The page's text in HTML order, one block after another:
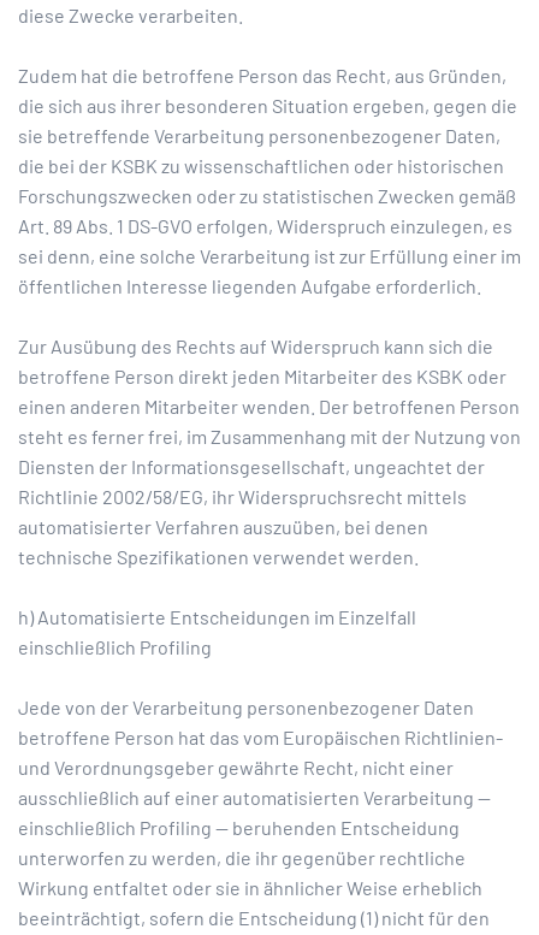
diese Zwecke verarbeiten.
Zudem hat die betroffene Person das Recht, aus Gründen,
die sich aus ihrer besonderen Situation ergeben, gegen die
sie betreffende Verarbeitung personenbezogener Daten,
die bei der KSBK zu wissenschaftlichen oder historischen
Forschungszwecken oder zu statistischen Zwecken gemäß
Art. 89 Abs. 1 DS-GVO erfolgen, Widerspruch einzulegen, es
sei denn, eine solche Verarbeitung ist zur Erfüllung einer im
öffentlichen Interesse liegenden Aufgabe erforderlich.
Zur Ausübung des Rechts auf Widerspruch kann sich die
betroffene Person direkt jeden Mitarbeiter des KSBK oder
einen anderen Mitarbeiter wenden. Der betroffenen Person
steht es ferner frei, im Zusammenhang mit der Nutzung von
Diensten der Informationsgesellschaft, ungeachtet der
Richtlinie 2002/58/EG, ihr Widerspruchsrecht mittels
automatisierter Verfahren auszuüben, bei denen
technische Spezifikationen verwendet werden.
h) Automatisierte Entscheidungen im Einzelfall
einschließlich Profiling
Jede von der Verarbeitung personenbezogener Daten
betroffene Person hat das vom Europäischen Richtlinien-
und Verordnungsgeber gewährte Recht, nicht einer
ausschließlich auf einer automatisierten Verarbeitung —
einschließlich Profiling — beruhenden Entscheidung
unterworfen zu werden, die ihr gegenüber rechtliche
Wirkung entfaltet oder sie in ähnlicher Weise erheblich
beeinträchtigt, sofern die Entscheidung (1) nicht für den